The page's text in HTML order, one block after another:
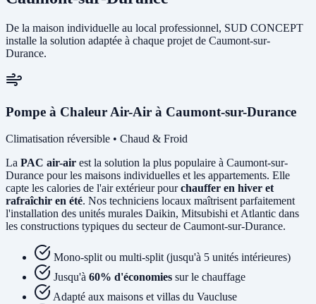
De la maison individuelle au local professionnel, SUD CONCEPT
installe la solution adaptée à chaque projet de Caumont-sur-
Durance.
Pompe à Chaleur Air-Air à Caumont-sur-Durance
Climatisation réversible • Chaud & Froid
La PAC air-air est la solution la plus populaire à Caumont-sur-
Durance pour les maisons individuelles et les appartements. Elle
capte les calories de l'air extérieur pourchauffer en hiver et
rafraîchir en été. Nos techniciens locaux maîtrisent parfaitement
l'installation des unités murales Daikin, Mitsubishi et Atlantic dans
les constructions typiques du secteur de Caumont-sur-Durance.
Mono-split ou multi-split (jusqu'à 5 unités intérieures)
Jusqu'à 60% d'économies sur le chauffage
Adapté aux maisons et villas du Vaucluse